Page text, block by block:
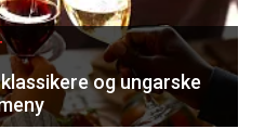
og ungarske